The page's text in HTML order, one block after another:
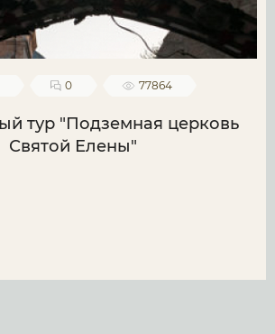
0 77864
тур "Подземная церковь
Святой Елены"